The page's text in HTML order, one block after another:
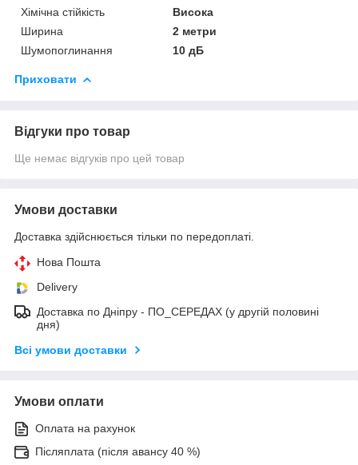
Хімічна стійкість
Висока
Ширина
2 метри
Шумопоглинання
10 дБ
Приховати
Відгуки про товар
Ще немає відгуків про цей товар
Умови доставки
Доставка здійснюється тільки по передоплаті.
Нова Пошта
Delivery
Дocтaвкa по Дніпру - ПО_СЕРЕДАХ (у другій половині
дня)
Всі умови доставки
Умови оплати
Оплата на рахунок
Післяплата (після авансу 40 %)